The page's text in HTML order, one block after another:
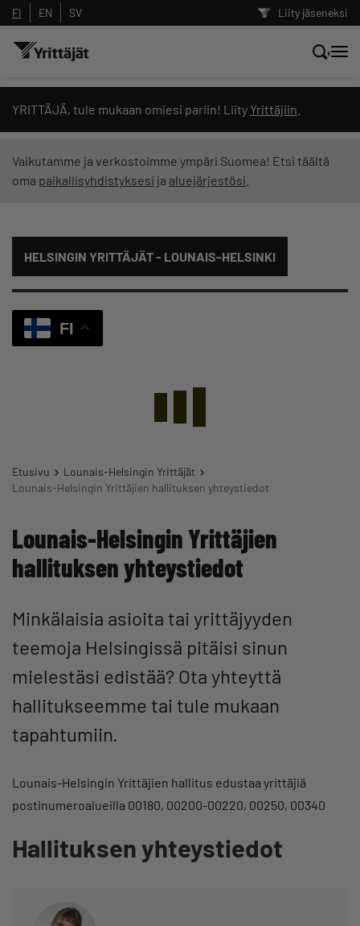
Liity jäseneksi
FI EN SV
YRITTÄJÄ, tule mukaan omiesi pariin! Liity Yrittäjiin
Vaikutamme ja verkostoimme ympäri Suomea! Etsi täältä
oma paikallisyhdistyksesi ja aluejärjestösi
HELSINGIN YRITTÄJÄT - LOUNAIS-HELSINKI
FI
Etusivu
Lounais-Helsingin Yrittäjät
Lounais-Helsingin Yrittäjien hallituksen yhteystiedot
Lounais-Helsingin Yrittäjien
hallituksen yhteystiedot
Minkälaisia asioita tai yrittäjyyden
teemoja Helsingissä pitäisi sinun
mielestäsi edistää? Ota yhteyttä
hallitukseemme tai tule mukaan
tapahtumiin.
Lounais-Helsingin Yrittäjien hallitus edustaa yrittäjiä
postinumeroalueilla 00180, 00200-00220, 00250, 00340
Hallituksen yhteystiedot
Hae sivustolta tai kysy suoraan
Yrittäjien tekoälyltä
Suodata hakutuloksia: näytä kaikki sisältö